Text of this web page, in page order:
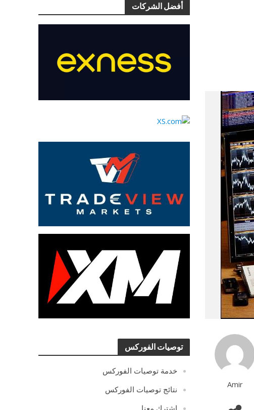
أفضل الشركات
توصيات الفوركس
خدمة توصيات الفوركس
نتائج توصيات الفوركس
اشترك معنا
Amir